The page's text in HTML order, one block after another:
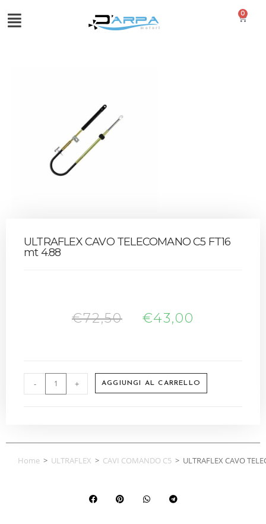
0
ULTRAFLEX CAVO TELECOMANO C5 FT16
mt 4.88
€72,50 €43,00
- + AGGIUNGI AL CARRELLO
Home > ULTRAFLEX > CAVI COMANDO C5 > ULTRAFLEX CAVO